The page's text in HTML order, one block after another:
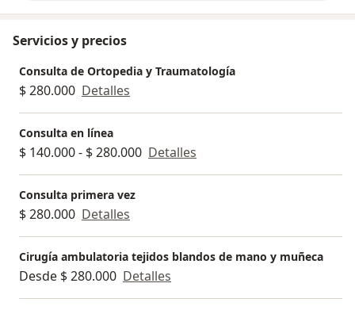
Mi compromiso con la salud y el bienestar de mis
pacientes es mi principal motivación, siempre
buscando la mejor solución para cada caso con un
enfoque integral y humano.
Servicios y precios
Consulta de Ortopedia y Traumatología
$ 280.000 Detalles
Consulta en línea
$ 140.000 - $ 280.000 Detalles
Consulta primera vez
$ 280.000 Detalles
Cirugía ambulatoria tejidos blandos de mano y muñeca
Desde $ 280.000 Detalles